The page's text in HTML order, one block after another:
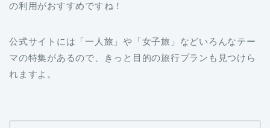
の利用がおすすめですね！
公式サイトには「一人旅」や「女子旅」などいろんなテー
マの特集があるので、きっと目的の旅行プランも見つけら
れますよ。